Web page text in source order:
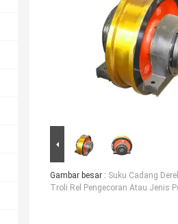
Gambar besar : Suku Cadang
Troli Rel Pengecoran Atau Jenis